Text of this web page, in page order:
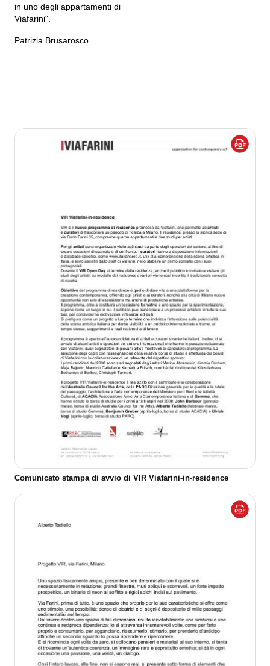
in uno degli appartamenti di
Viafarini".
Patrizia Brusarosco
Comunicato stampa di avvio di VIR Viafarini-in-residence